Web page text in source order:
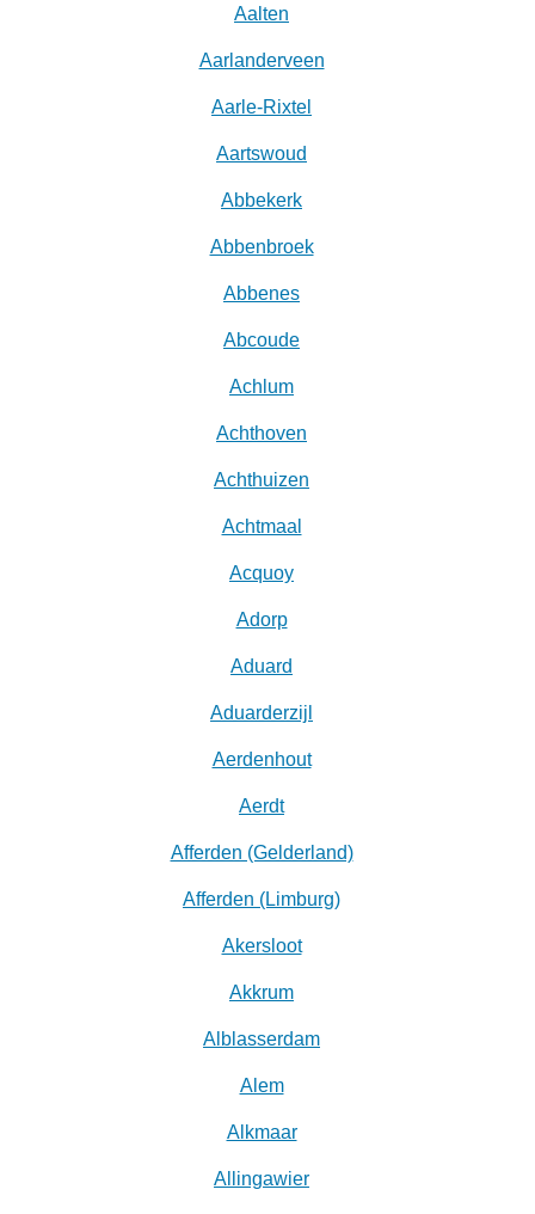
Aalten
Aarlanderveen
Aarle-Rixtel
Aartswoud
Abbekerk
Abbenbroek
Abbenes
Abcoude
Achlum
Achthoven
Achthuizen
Achtmaal
Acquoy
Adorp
Aduard
Aduarderzijl
Aerdenhout
Aerdt
Afferden (Gelderland)
Afferden (Limburg)
Akersloot
Akkrum
Alblasserdam
Alem
Alkmaar
Allingawier